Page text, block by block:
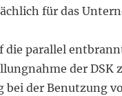
für das
die parallel
der DSK
bei der Benutzung